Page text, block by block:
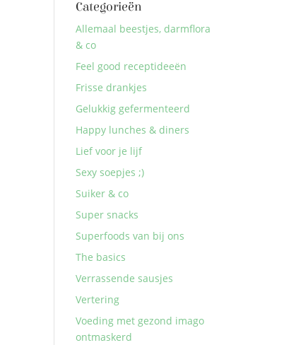
Categorieën
Allemaal beestjes, darmflora
& co
Feel good receptideeën
Frisse drankjes
Gelukkig gefermenteerd
Happy lunches & diners
Lief voor je lijf
Sexy soepjes ;)
Suiker & co
Super snacks
Superfoods van bij ons
The basics
Verrassende sausjes
Vertering
Voeding met gezond imago
ontmaskerd